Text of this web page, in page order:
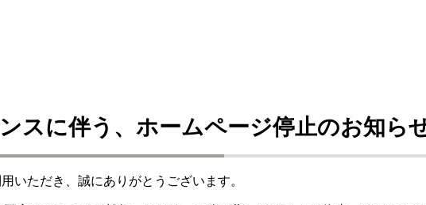
スに伴う、ホームページ停止のお知ら
いただき、誠にありがとうございます。